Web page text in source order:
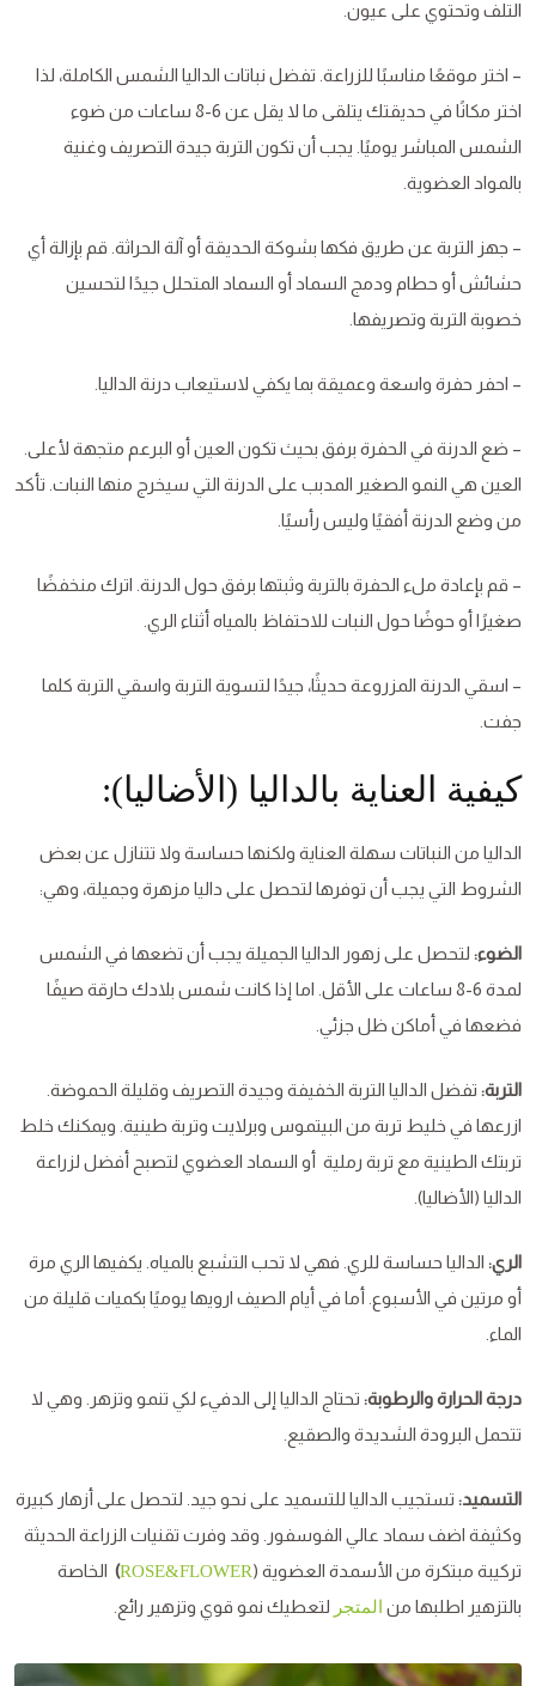
التلف وتحتوي على عيون.
– اختر موقعًا مناسبًا للزراعة. تفضل نباتات الداليا الشمس الكاملة، لذا
اختر مكانًا في حديقتك يتلقى ما لا يقل عن 6-8 ساعات من ضوء
الشمس المباشر يوميًا. يجب أن تكون التربة جيدة التصريف وغنية
بالمواد العضوية.
– جهز التربة عن طريق فكها بشوكة الحديقة أو آلة الحراثة. قم بإزالة أي
حشائش أو حطام ودمج السماد أو السماد المتحلل جيدًا لتحسين
خصوبة التربة وتصريفها.
– احفر حفرة واسعة وعميقة بما يكفي لاستيعاب درنة الداليا.
– ضع الدرنة في الحفرة برفق بحيث تكون العين أو البرعم متجهة لأعلى.
العين هي النمو الصغير المدبب على الدرنة التي سيخرج منها النبات. تأكد
من وضع الدرنة أفقيًا وليس رأسيًا.
– قم بإعادة ملء الحفرة بالتربة وثبتها برفق حول الدرنة. اترك منخفضًا
صغيرًا أو حوضًا حول النبات للاحتفاظ بالمياه أثناء الري.
– اسقي الدرنة المزروعة حديثًا، جيدًا لتسوية التربة واسقي التربة كلما
جفت.
كيفية العناية بالداليا (الأضاليا):
الداليا من النباتات سهلة العناية ولكنها حساسة ولا تتنازل عن بعض
الشروط التي يجب أن توفرها لتحصل على داليا مزهرة وجميلة، وهي:
الضوء: لتحصل على زهور الداليا الجميلة يجب أن تضعها في الشمس
لمدة 6-8 ساعات على الأقل. اما إذا كانت شمس بلادك حارقة صيفًا
فضعها في أماكن ظل جزئي.
التربة: تفضل الداليا التربة الخفيفة وجيدة التصريف وقليلة الحموضة.
ازرعها في خليط تربة من البيتموس وبرلايت وتربة طينية. ويمكنك خلط
تربتك الطينية مع تربة رملية أو السماد العضوي لتصبح أفضل لزراعة
الداليا (الأضاليا).
الري: الداليا حساسة للري. فهي لا تحب التشبع بالمياه. يكفيها الري مرة
أو مرتين في الأسبوع. أما في أيام الصيف ارويها يوميًا بكميات قليلة من
الماء.
درجة الحرارة والرطوبة: تحتاج الداليا إلى الدفيء لكي تنمو وتزهر. وهي لا
تتحمل البرودة الشديدة والصقيع.
التسميد: تستجيب الداليا للتسميد على نحو جيد. لتحصل على أزهار كبيرة
وكثيفة اضف سماد عالي الفوسفور. وقد وفرت تقنيات الزراعة الحديثة
تركيبة مبتكرة من الأسمدة العضوية (ROSE&FLOWER
) الخاصة
بالتزهير اطلبها من المتجر لتعطيك نمو قوي وتزهير رائع.